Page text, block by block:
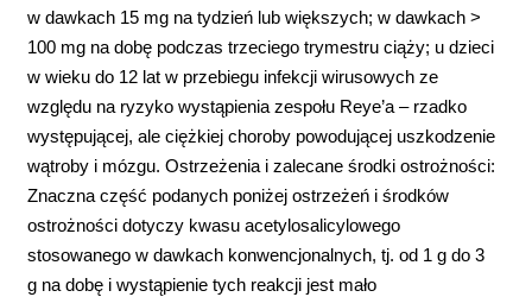
w dawkach 15 mg na tydzień lub większych; w dawkach >
100 mg na dobę podczas trzeciego trymestru ciąży; u dzieci
w wieku do 12 lat w przebiegu infekcji wirusowych ze
względu na ryzyko wystąpienia zespołu Reye’a – rzadko
występującej, ale ciężkiej choroby powodującej uszkodzenie
wątroby i mózgu. Ostrzeżenia i zalecane środki ostrożności:
Znaczna część podanych poniżej ostrzeżeń i środków
ostrożności dotyczy kwasu acetylosalicylowego
stosowanego w dawkach konwencjonalnych, tj. od 1 g do 3
g na dobę i wystąpienie tych reakcji jest mało